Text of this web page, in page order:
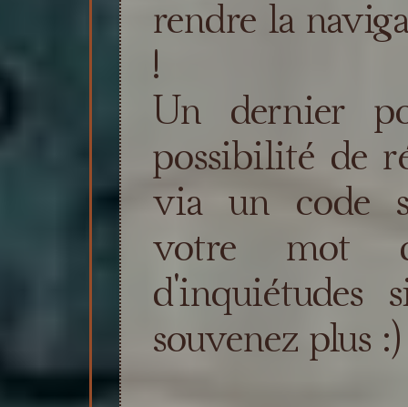
rendre la
!
Un dernier
possibilité de
via un code
votre mot
d'inquiétudes
souvenez plus :)